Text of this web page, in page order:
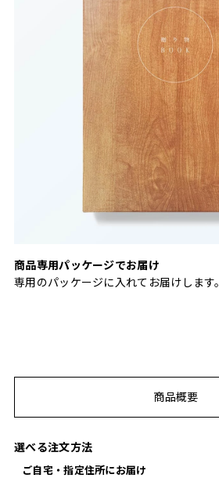
商品専用パッケージでお届け
専用のパッケージに入れてお届けします。
商品概要
選べる注文方法
ご自宅・指定住所にお届け